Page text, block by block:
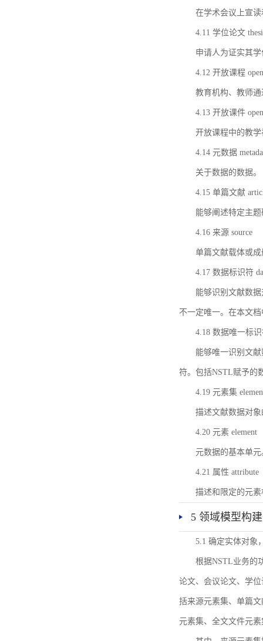
在学术会议上宣
4.11 学位论文
申请人为证实其
4.12 开放课程
教育机构、教师
4.13 开放课件
开放课程中的教
4.14 元数据
关于数据的数据。
4.15 单篇文献
能够阐述特定主
4.16 来源 source
单篇文献载体或
4.17 数据标识符
能够识别文献数
不一定唯一。在本文
4.18 数据唯一标
能够唯一识别文
符。包括NSTL赋予的
4.19 元素集
描述文献数据对
4.20 元素 element
元数据的基本单元
4.21 属性 attribute
描述和限定的元
5 领域模型构建
5.1 确定实体对象
根据NSTL业务的
论文、会议论文、学
括来源元素集、单篇
元素集、全文文件元